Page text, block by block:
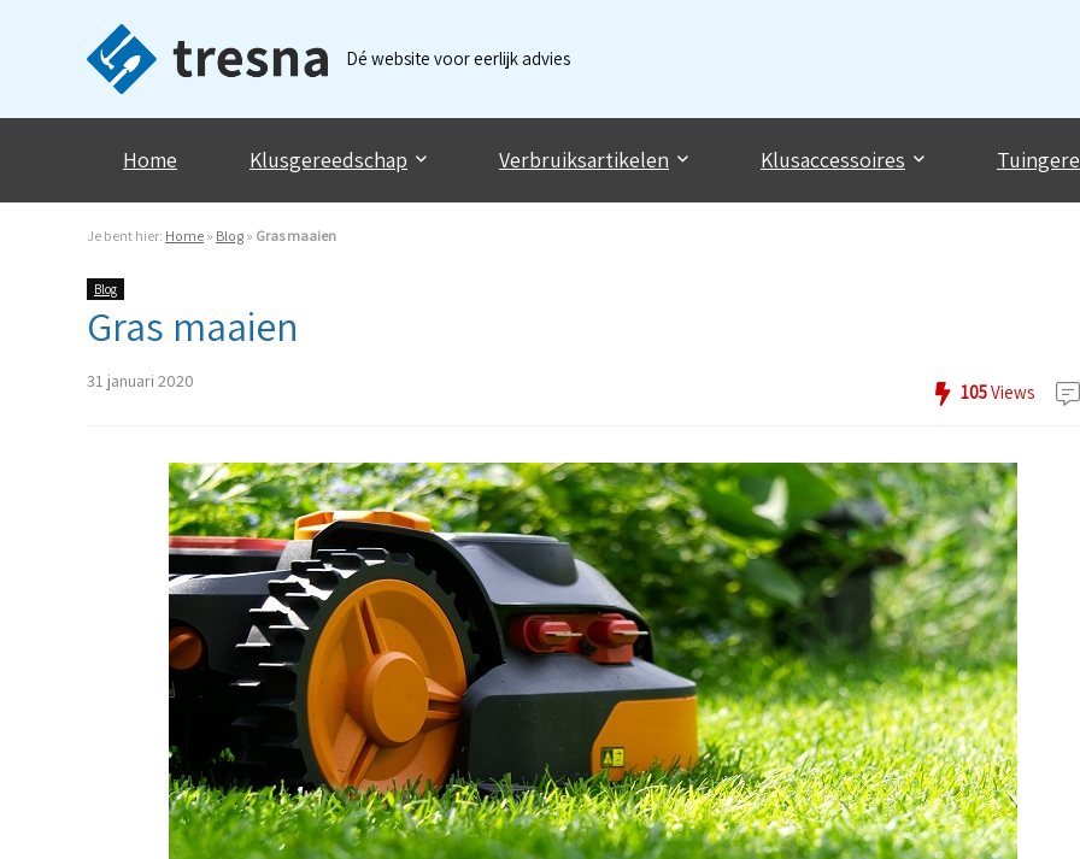
Dé website voor eerlijk advies
Home Klusgereedschap Verbruiksartikelen Klusaccessoires
Je bent hier: Home » Blog » Gras maaien
Blog
Gras maaien
31 januari 2020
105Views